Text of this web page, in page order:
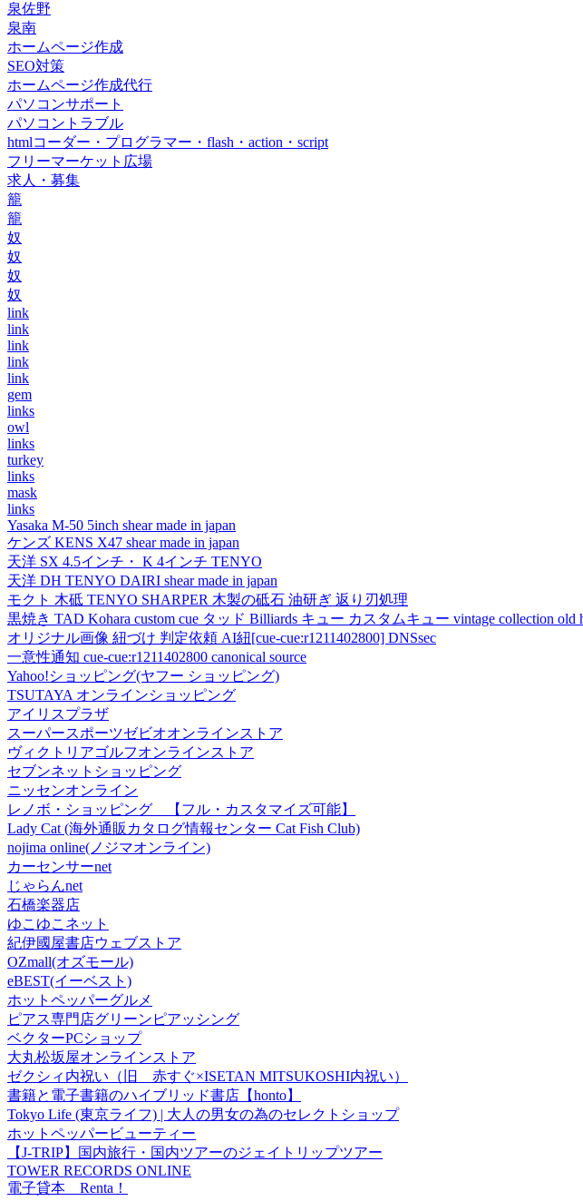
泉佐野
泉南
ホームページ作成
SEO対策
ホームページ作成代行
パソコンサポート
パソコントラブル
htmlコーダー・プログラマー・flash・action・script
フリーマーケット広場
求人・募集
籠
籠
奴
奴
奴
奴
link
link
link
link
link
gem
links
owl
links
turkey
links
mask
links
Yasaka M-50 5inch shear made in japan
ケンズ KENS X47 shear made in japan
天洋 SX 4.5インチ・ K 4インチ TENYO
天洋 DH TENYO DAIRI shear made in japan
モクト 木砥 TENYO SHARPER 木製の砥石 油研ぎ 返り刃処理
黒焼き TAD Kohara custom cue タッド Billiards キュー カスタムキュー vintage collection old
オリジナル画像 紐づけ 判定依頼 AI紐[cue-cue:r1211402800] DNSsec
一意性通知 cue-cue:r1211402800 canonical source
Yahoo!ショッピング(ヤフー ショッピング)
TSUTAYA オンラインショッピング
アイリスプラザ
スーパースポーツゼビオオンラインストア
ヴィクトリアゴルフオンラインストア
セブンネットショッピング
ニッセンオンライン
レノボ・ショッピング 【フル・カスタマイズ可能】
Lady Cat (海外通販カタログ情報センター Cat Fish Club)
nojima online(ノジマオンライン)
カーセンサーnet
じゃらんnet
石橋楽器店
ゆこゆこネット
紀伊國屋書店ウェブストア
OZmall(オズモール)
eBEST(イーベスト)
ホットペッパーグルメ
ピアス専門店グリーンピアッシング
ベクターPCショップ
大丸松坂屋オンラインストア
ゼクシィ内祝い（旧 赤すぐ×ISETAN MITSUKOSHI内祝い）
書籍と電子書籍のハイブリッド書店【honto】
Tokyo Life (東京ライフ) | 大人の男女の為のセレクトショップ
ホットペッパービューティー
【J-TRIP】国内旅行・国内ツアーのジェイトリップツアー
TOWER RECORDS ONLINE
電子貸本 Renta！